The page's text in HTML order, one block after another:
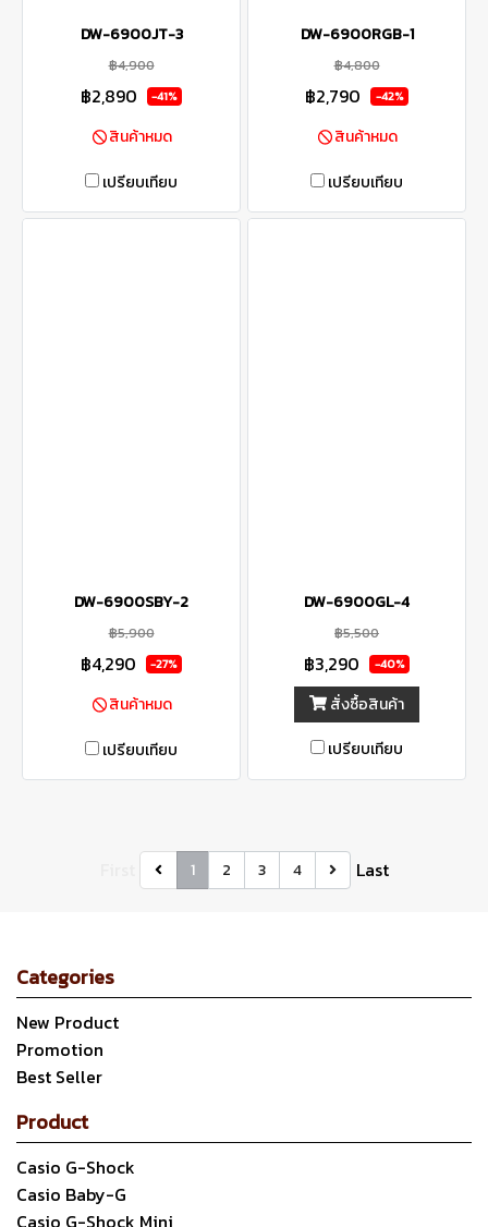
DW-6900JT-3
฿4,900
฿2,890 -41%
สินค้าหมด
เปรียบเทียบ
DW-6900RGB-1
฿4,800
฿2,790 -42%
สินค้าหมด
เปรียบเทียบ
DW-6900SBY-2
฿5,900
฿4,290 -27%
สินค้าหมด
เปรียบเทียบ
DW-6900GL-4
฿5,500
฿3,290 -40%
สั่งซื้อสินค้า
เปรียบเทียบ
1 2 3 4 Last
Categories
New Product
Promotion
Best Seller
Product
Casio G-Shock
Casio Baby-G